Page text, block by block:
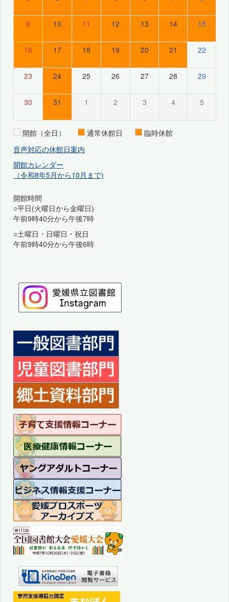
9 10 11 12 13 14 15
16 17 18 19 20 21 22
23 24 25 26 27 28 29
30 31 1 2 3 4 5
開館（全日） 通常休館日
臨時休館
音声対応の休館日案内
開館カレンダー
（令和8年5月から10月まで)
開館時間
○平日(火曜日から金曜日)
午前9時40分から午後7時
○土曜日・日曜日・祝日
午前9時40分から午後6時